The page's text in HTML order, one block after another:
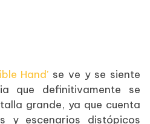
Hand’ se ve y se siente
que definitivamente se
grande, ya que cuenta
y escenarios distópicos